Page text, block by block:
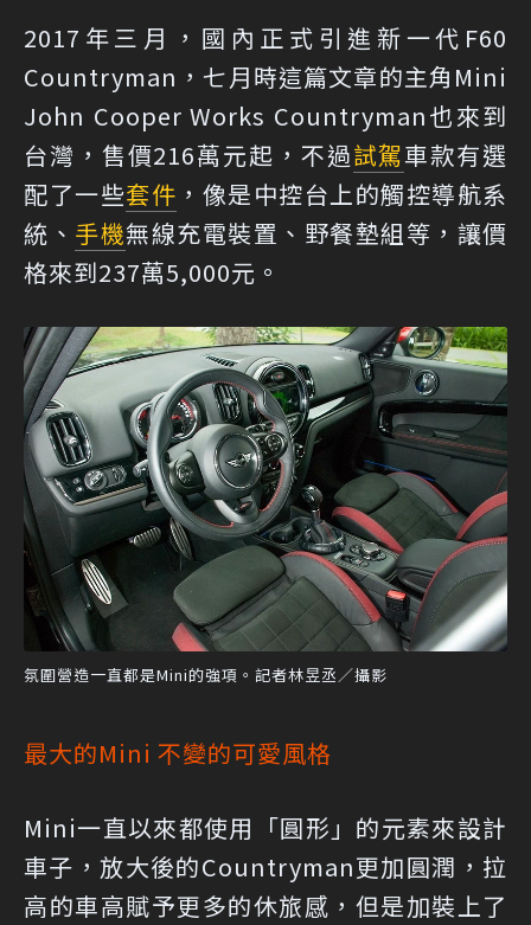
2017年三月，國內正式引進新一代F60
Countryman，七月時這篇文章的主角Mini
John Cooper Works Countryman也來到
台灣，售價216萬元起，不過試駕車款有選
配了一些套件 ，像是中控台上的觸控導航系
統、 手機無線充電裝置、野餐墊組等，讓價
格來到237萬5,000元。
氛圍營造一直都是Mini的強項。記者林昱丞／攝影
最大的Mini 不變的可愛風格
Mini一直以來都使用「圓形」的元素來設計
車子，放大後的Countryman更加圓潤，拉
高的車高賦予更多的休旅感，但是加裝上了